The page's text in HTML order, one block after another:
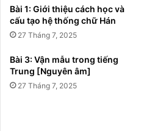
Bài 1: Giới thiệu cách học và
cấu tạo hệ thống chữ Hán
27 Tháng 7, 2025
Bài 3: Vận mẫu trong tiếng
Trung [Nguyên âm]
27 Tháng 7, 2025